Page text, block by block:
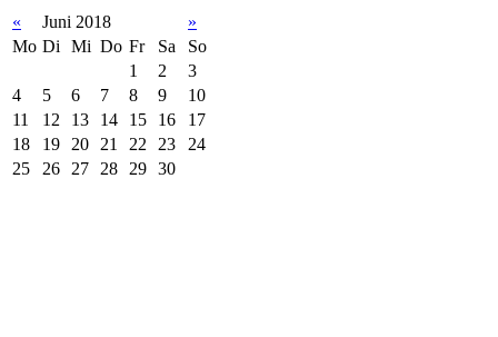
« Juni 2018
»
Mo Di Mi Do Fr Sa
So
1
2
3
4
5 6 7 8 9
10
11
12 13 14 15 16
17
18
19 20 21 22 23
24
25
26 27 28 29 30